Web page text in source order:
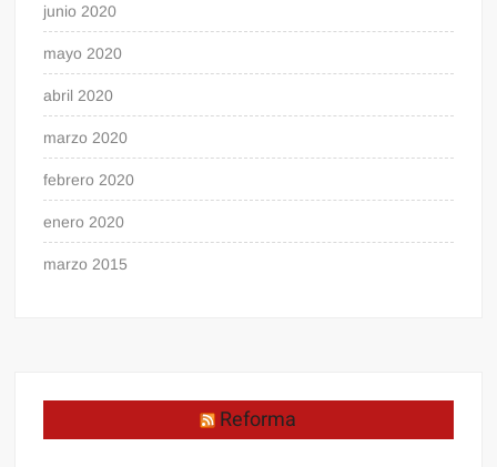
junio 2020
mayo 2020
abril 2020
marzo 2020
febrero 2020
enero 2020
marzo 2015
Reforma